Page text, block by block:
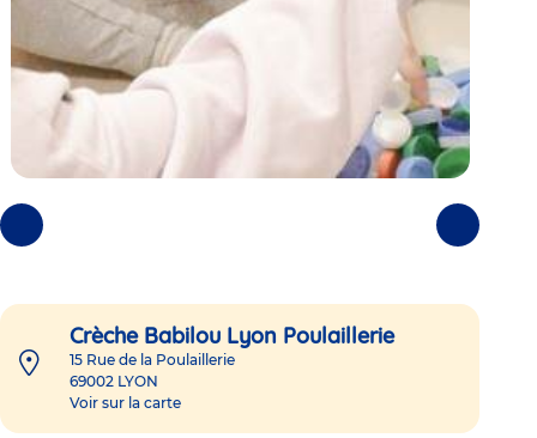
Photos
précédentes
Photos
suivantes
Crèche Babilou Lyon Poulaillerie
15 Rue de la Poulaillerie
69002 LYON
Voir sur la carte